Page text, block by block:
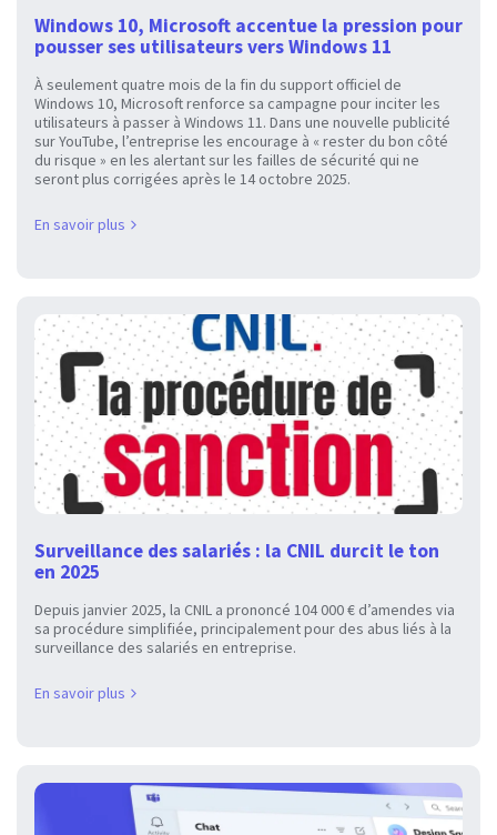
Windows 10, Microsoft accentue la pression pour
pousser ses utilisateurs vers Windows 11
À seulement quatre mois de la fin du support officiel de
Windows 10, Microsoft renforce sa campagne pour inciter les
utilisateurs à passer à Windows 11. Dans une nouvelle publicité
sur YouTube, l’entreprise les encourage à « rester du bon côté
du risque » en les alertant sur les failles de sécurité qui ne
seront plus corrigées après le 14 octobre 2025.
En savoir plus
Surveillance des salariés : la CNIL durcit le ton
en 2025
Depuis janvier 2025, la CNIL a prononcé 104 000 € d’amendes via
sa procédure simplifiée, principalement pour des abus liés à la
surveillance des salariés en entreprise.
En savoir plus